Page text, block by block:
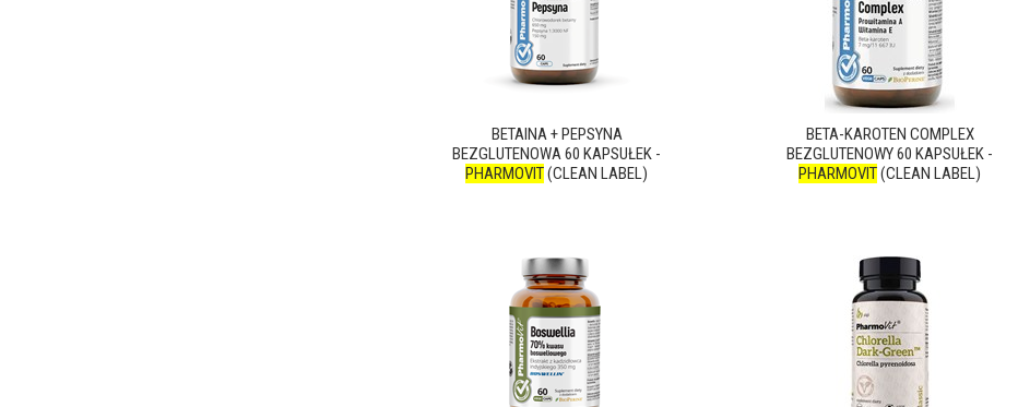
BETAINA + PEPSYNA
BEZGLUTENOWA 60 KAPSUŁEK -
PHARMOVIT(CLEAN LABEL)
BETA-KAROTEN COMPLEX
BEZGLUTENOWY 60 KAPSUŁEK -
PHARMOVIT(CLEAN LABEL)